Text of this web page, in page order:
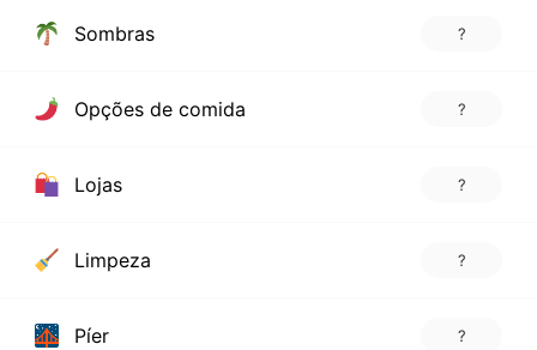
Sombras ?
Opções de comida ?
Lojas ?
Limpeza ?
Píer ?